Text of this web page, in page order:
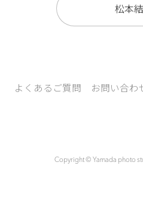
松本
よくあるご質問 お問い合わ
Copyright © Yamada photo